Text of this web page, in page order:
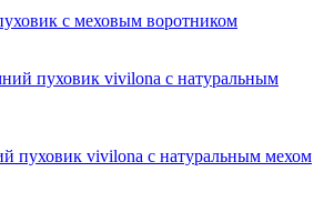
с меховым воротником
пуховик vivilona с натуральным мехом